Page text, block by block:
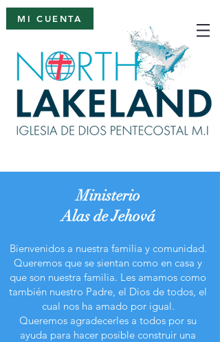
MI CUENTA
Ministerio
Alas de Jehová
Bienvenidos a nuestra familia y comunidad.
Queremos que se sientan como en casa y
que son nuestra familia. Les amamos como
también nuestro Padre, el Dios de todos, el
cual nos ha amado por igual.
Queremos agradecerles a todos por su
ayuda para hacer posible construir una